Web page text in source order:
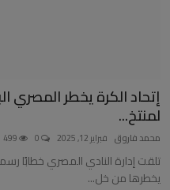
إتحاد الكرة يخطر المصري
لمنتخ...
محمد فاروق فبراير 12, 2025
تلقت إدارة النادي المصري خطابًا
يخطرها من خل...